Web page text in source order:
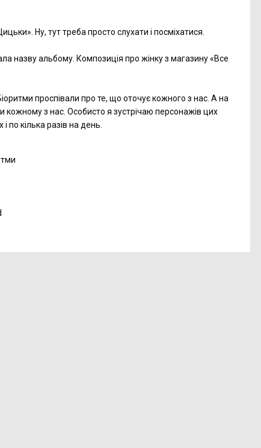
Ну, тут треба просто слухати і посміхатися.
назву альбому. Композиція про жінку з магазину «Все
проспівали про те, що оточує кожного з нас. А на
кожному з нас. Особисто я зустрічаю персонажів цих
по кілька разів на день.